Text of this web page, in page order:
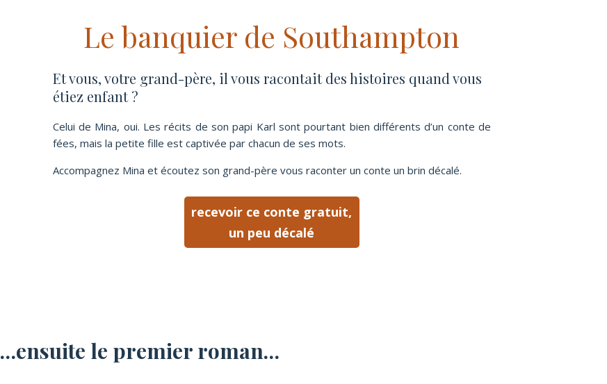
Le banquier de Southampton
Et vous, votre grand-père, il vous racontait des histoires quand vous
étiez enfant ?
Celui de Mina, oui. Les récits de son papi Karl sont pourtant bien différents d’un conte de
fées, mais la petite fille est captivée par chacun de ses mots.
Accompagnez Mina et écoutez son grand-père vous raconter un conte un brin décalé.
recevoir ce conte gratuit,
un peu décalé
…ensuite le premier roman…